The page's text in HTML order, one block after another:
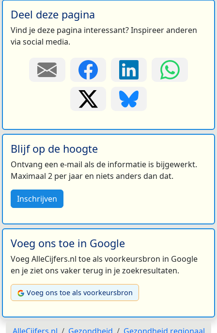
Deel deze pagina
Vind je deze pagina interessant? Inspireer anderen
via social media.
Blijf op de hoogte
Ontvang een e-mail als de informatie is bijgewerkt.
Maximaal 2 per jaar en niets anders dan dat.
Inschrijven
Voeg ons toe in Google
Voeg AlleCijfers.nl toe als voorkeursbron in Google
en je ziet ons vaker terug in je zoekresultaten.
Voeg ons toe als voorkeursbron